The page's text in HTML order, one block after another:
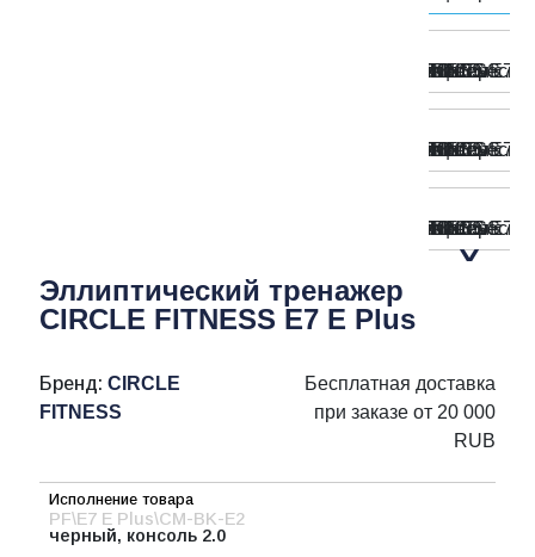
Эллиптический тренажер
CIRCLE FITNESS E7 E Plus
Бренд: CIRCLE
FITNESS
Бесплатная доставка
при заказе от 20 000
RUB
PF\E7 E Plus\CM-BK-E2
черный, консоль 2.0